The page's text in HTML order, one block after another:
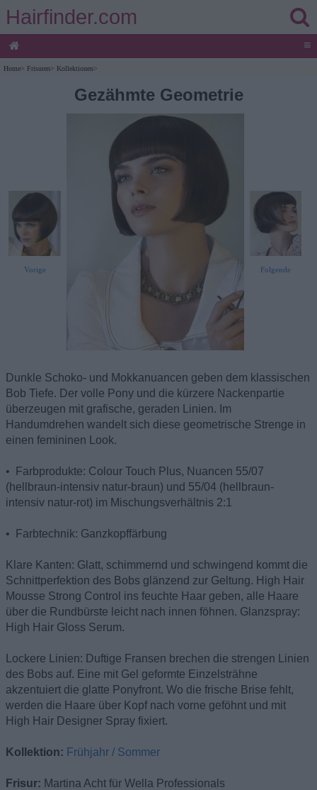
Hairfinder.com
≡
Home> Frisuren> Kollektionen>
Gezähmte Geometrie
Vorige Folgende
Dunkle Schoko- und Mokkanuancen geben dem klassischen
Bob Tiefe. Der volle Pony und die kürzere Nackenpartie
überzeugen mit grafische, geraden Linien. Im
Handumdrehen wandelt sich diese geometrische Strenge in
einen femininen Look.
• Farbprodukte: Colour Touch Plus, Nuancen 55/07
(hellbraun-intensiv natur-braun) und 55/04 (hellbraun-
intensiv natur-rot) im Mischungsverhältnis 2:1
• Farbtechnik: Ganzkopffärbung
Klare Kanten: Glatt, schimmernd und schwingend kommt die
Schnittperfektion des Bobs glänzend zur Geltung. High Hair
Mousse Strong Control ins feuchte Haar geben, alle Haare
über die Rundbürste leicht nach innen föhnen. Glanzspray:
High Hair Gloss Serum.
Lockere Linien: Duftige Fransen brechen die strengen Linien
des Bobs auf. Eine mit Gel geformte Einzelsträhne
akzentuiert die glatte Ponyfront. Wo die frische Brise fehlt,
werden die Haare über Kopf nach vorne geföhnt und mit
High Hair Designer Spray fixiert.
Kollektion: Frühjahr / Sommer
Frisur: Martina Acht für Wella Professionals